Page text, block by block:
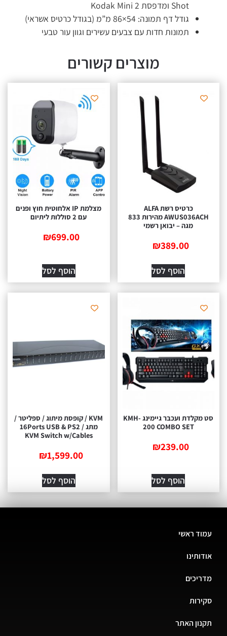
Shot ומדפסת Kodak Mini 2
גודל דף תמונה: 54×86 מ”מ (בגודל כרטיס אשראי)
תמונות חדות עם צבעים עשירים וגוון עור טבעי
מוצרים קשורים
כרטיס רשת ALFA
AWUS036ACH מהירות 833
מגה – יבואן רשמי
₪389.00
הוסף לסל
מצלמת IP אלחוטית חוץ ופנים
עם 2 סוללות ליתיום
₪699.00
הוסף לסל
סט מקלדת ועכבר גיימינג KMH-
200 COMBO SET
₪239.00
הוסף לסל
KVM / קופסת מיתוג / ספליטר /
מתג / 16Ports USB & PS2
KVM Switch w/Cables
₪1,599.00
הוסף לסל
עמוד ראשי
אודותינו
מדריכים
סקירות
תקנון האתר